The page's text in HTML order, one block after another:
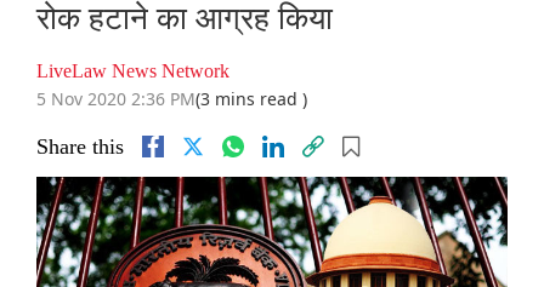
रोक हटाने का आग्रह किया
LiveLaw News Network
5 Nov 2020 2:36 PM(3 mins read )
Share this